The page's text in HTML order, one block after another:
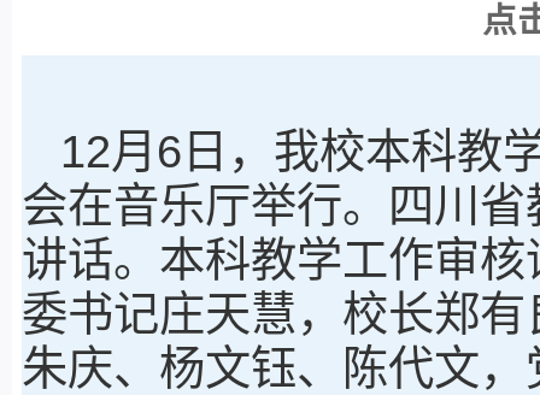
点
12月6日，我校本科教
会在音乐厅举行。四川
讲话。本科教学工作审
委书记庄天慧，校长郑
朱庆、杨文钰、陈代文